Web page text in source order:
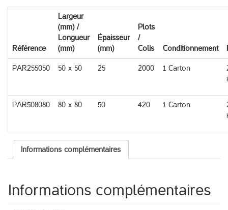
Référence
Largeur
(mm) /
Longueur
(mm)
Épaisseur
(mm)
Plots
/
Colis
Conditionnement
PAR255050 50 x 50 25 2000 1 Carton
PAR508080 80 x 80 50 420 1 Carton
Informations complémentaires
Informations complémentaires